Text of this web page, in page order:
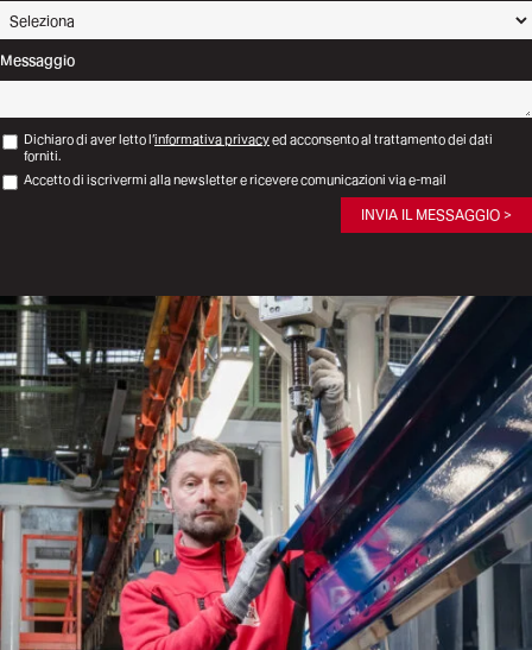
Messaggio
Dichiaro di aver letto l’informativa privacyed acconsento al trattamento dei dati
forniti.
Accetto di iscrivermi alla newsletter e ricevere comunicazioni via e-mail